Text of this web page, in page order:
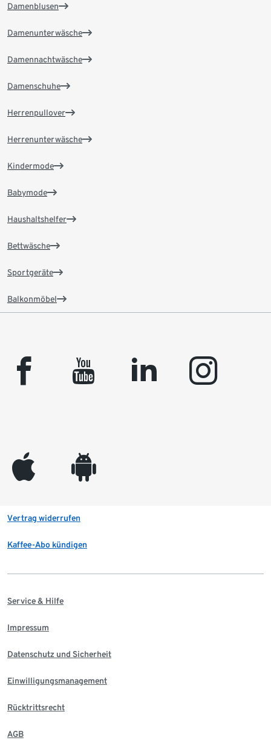
Damenblusen
Damenunterwäsche
Damennachtwäsche
Damenschuhe
Herrenpullover
Herrenunterwäsche
Kindermode
Babymode
Haushaltshelfer
Bettwäsche
Sportgeräte
Balkonmöbel
facebook youtube linkedin instagram
appleinc android
Vertrag widerrufen
Kaffee-Abo kündigen
Service & Hilfe
Impressum
Datenschutz und Sicherheit
Einwilligungsmanagement
Rücktrittsrecht
AGB